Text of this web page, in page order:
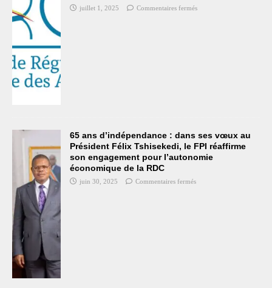
juillet 1, 2025 Commentaires fermés
65 ans d’indépendance : dans ses vœux au
Président Félix Tshisekedi, le FPI réaffirme
son engagement pour l’autonomie
économique de la RDC
juin 30, 2025 Commentaires fermés